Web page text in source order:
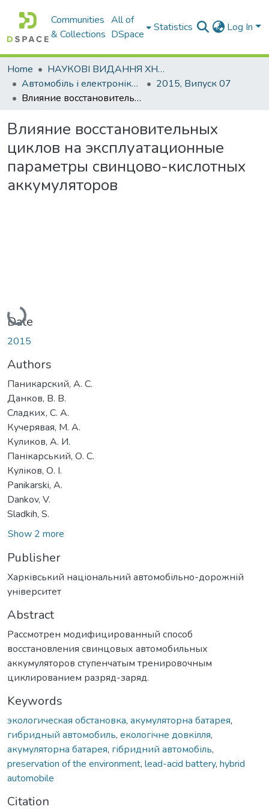
Communities
& Collections
All of
DSpace
Statistics Log In
Home
НАУКОВІ ВИДАННЯ ХНАДУ
Автомобіль і електроніка. Сучасні технології
2015, Випуск 07
Влияние восстановительных циклов на эксплуатационные параметры свинцово-кислотных аккумуляторов
Влияние восстановительных
циклов на эксплуатационные
параметры свинцово-кислотных
аккумуляторов
Loading...
Date
2015
Authors
Паникарский, А. С.
Данков, В. В.
Сладких, С. А.
Кучерявая, М. А.
Куликов, А. И.
Панікарський, О. С.
Куліков, О. І.
Panikarski, A.
Dankov, V.
Sladkih, S.
Show 2 more
Publisher
Харківський національний автомобільно-дорожній
університет
Abstract
Рассмотрен модифицированный способ
восстановления свинцовых автомобильных
аккумуляторов ступенчатым тренировочным
циклированием разряд-заряд.
Keywords
экологическая обстановка, акумуляторна батарея,
гибридный автомобиль, екологічне довкілля,
акумуляторна батарея, гібридний автомобіль,
preservation of the environment, lead-acid battery, hybrid
automobile
Citation